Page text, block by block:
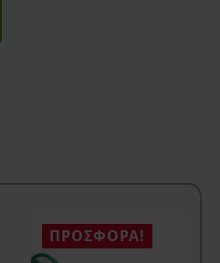
ΠΡΟΣΦΟΡΆ!